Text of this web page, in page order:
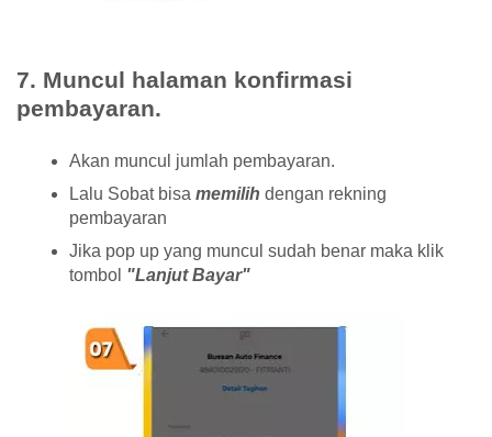
7. Muncul halaman konfirmasi
pembayaran.
Akan muncul jumlah pembayaran.
Lalu Sobat bisa memilih dengan rekning
pembayaran
Jika pop up yang muncul sudah benar maka klik
tombol "Lanjut Bayar"